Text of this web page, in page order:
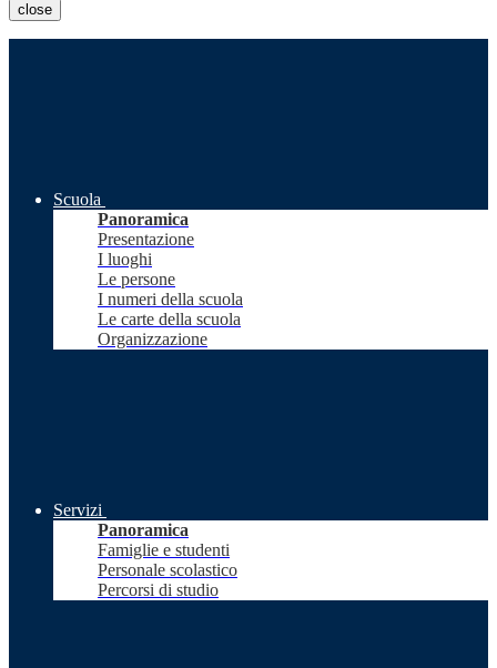
close
Scuola
Panoramica
Presentazione
I luoghi
Le persone
I numeri della scuola
Le carte della scuola
Organizzazione
Servizi
Panoramica
Famiglie e studenti
Personale scolastico
Percorsi di studio